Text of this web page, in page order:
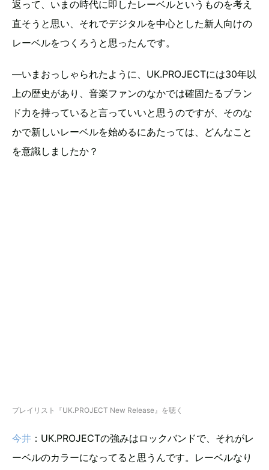
返って、いまの時代に即したレーベルというものを考え
直そうと思い、それでデジタルを中心とした新人向けの
レーベルをつくろうと思ったんです。
―いまおっしゃられたように、UK.PROJECTには30年以
上の歴史があり、音楽ファンのなかでは確固たるブラン
ド力を持っていると言っていいと思うのですが、そのな
かで新しいレーベルを始めるにあたっては、どんなこと
を意識しましたか？
プレイリスト『UK.PROJECT New Release』を聴く
今井 ：UK.PROJECTの強みはロックバンドで、それがレ
ーベルのカラーになってると思うんです。レーベルなり